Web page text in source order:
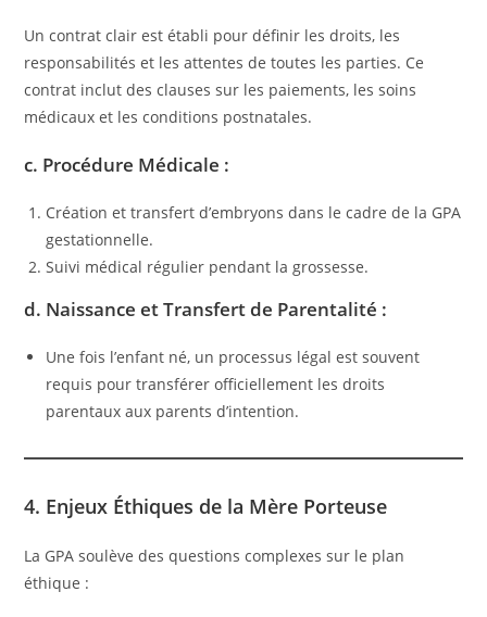
Un contrat clair est établi pour définir les droits, les
responsabilités et les attentes de toutes les parties. Ce
contrat inclut des clauses sur les paiements, les soins
médicaux et les conditions postnatales.
c. Procédure Médicale :
Création et transfert d’embryons dans le cadre de la GPA
gestationnelle.
Suivi médical régulier pendant la grossesse.
d. Naissance et Transfert de Parentalité :
Une fois l’enfant né, un processus légal est souvent
requis pour transférer officiellement les droits
parentaux aux parents d’intention.
4. Enjeux Éthiques de la Mère Porteuse
La GPA soulève des questions complexes sur le plan
éthique :